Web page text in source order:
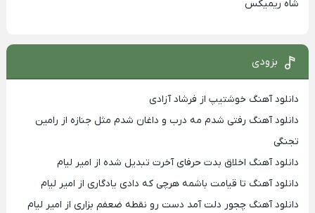
شاه ریمیکس
بزودی
دانلود آهنگ خوشتیپ از فرشاد آزادی
دانلود آهنگ رفتی شدم مه درب و داغان شدم مثل جنازه از رامین
تجنگی
دانلود آهنگ اخلاق بدت حرفای آخرت تبدیل شده از امیر لیام
دانلود آهنگ تا قیامت باشمه هرچی که دادی یادگاری از امیر لیام
دانلود آهنگ چجور دلت آمد دست رو نقطه ضعفم بزاری از امیر لیام